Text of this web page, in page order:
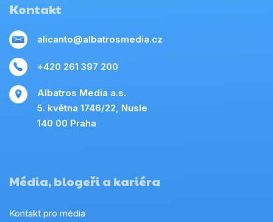
Kontakt
alicanto@albatrosmedia.cz
+420 261 397 200
Albatros Media a.s.
5. května 1746/22, Nusle
140 00 Praha
Média, blogeři a kariéra
Kontakt pro média